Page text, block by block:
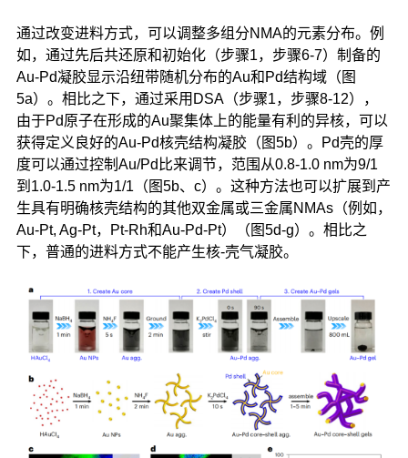
通过改变进料方式，可以调整多组分NMA的元素分布。例
如，通过先后共还原和初始化（步骤1，步骤6-7）制备的
Au-Pd凝胶显示沿纽带随机分布的Au和Pd结构域（图
5a）。相比之下，通过采用DSA（步骤1，步骤8-12），
由于Pd原子在形成的Au聚集体上的能量有利的异核，可以
获得定义良好的Au-Pd核壳结构凝胶（图5b）。Pd壳的厚
度可以通过控制Au/Pd比来调节，范围从0.8-1.0 nm为9/1
到1.0-1.5 nm为1/1（图5b、c）。这种方法也可以扩展到产
生具有明确核壳结构的其他双金属或三金属NMAs（例如，
Au-Pt, Ag-Pt，Pt-Rh和Au-Pd-Pt）（图5d-g）。相比之
下，普通的进料方式不能产生核-壳气凝胶。